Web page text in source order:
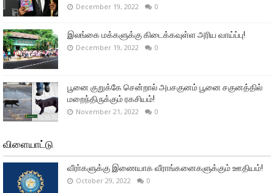
December 19, 2022 0
இலங்கை மக்களுக்கு கிடைக்கவுள்ள அரிய வாய்ப்பு!
December 19, 2022 0
பூனை குறுக்கே சென்றால் அபசகுனம் பூனை சகுனத்தில்
மறைந்திருக்கும் ரகசியம்!
November 21, 2022 0
விளையாட்டு
வீரா்களுக்கு இணையாக வீராங்கனைகளுக்கும் ஊதியம்!
October 29, 2022 0